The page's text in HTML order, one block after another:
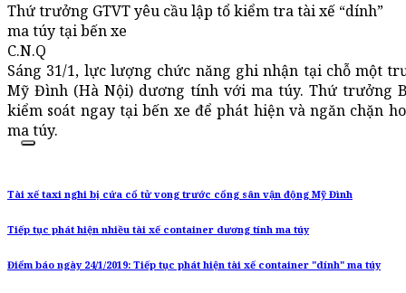
Thứ trưởng GTVT yêu cầu lập tổ kiểm tra tài xế “dính”
ma túy tại bến xe
C.N.Q
Sáng 31/1, lực lượng chức năng ghi nhận tại chỗ một
Mỹ Đình (Hà Nội) dương tính với ma túy. Thứ trưởng
kiểm soát ngay tại bến xe để phát hiện và ngăn chặn
ma túy.
Tài xế taxi nghi bị cứa cổ tử vong trước cổng sân vận động Mỹ Đình
Tiếp tục phát hiện nhiều tài xế container dương tính ma túy
Điểm báo ngày 24/1/2019: Tiếp tục phát hiện tài xế container "dính" ma túy